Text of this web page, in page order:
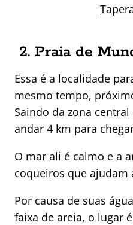
2. Praia de
Essa é a localidade
mesmo tempo,
Saindo da zona
andar 4 km para
O mar ali é calmo e a
coqueiros que ajudam
Por causa de suas
faixa de areia, o lugar